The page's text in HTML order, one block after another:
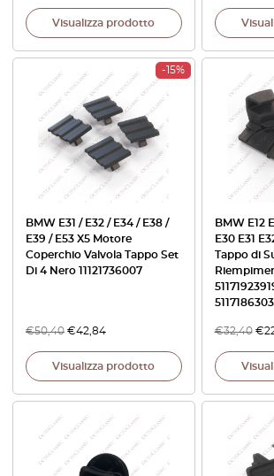
Visualizza prodotto
-15%
BMW E31 / E32 / E34 / E38 /
E39 / E53 X5 Motore
Coperchio Valvola Tappo Set
Di 4 Nero 11121736007
€50,40 €42,84
Visualizza prodotto
BMW E12
E30 E31
Tappo di
€32,40 €